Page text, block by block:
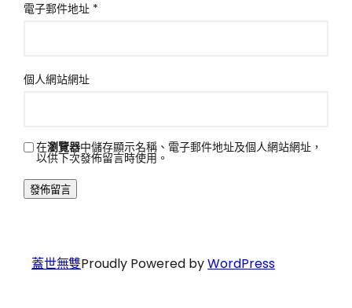
電子郵件地址 *
個人網站網址
在瀏覽器中儲存顯示名稱、電子郵件地址及個人網站網址，
以供下次發佈留言時使用。
蓋世無雙Proudly Powered byWordPress